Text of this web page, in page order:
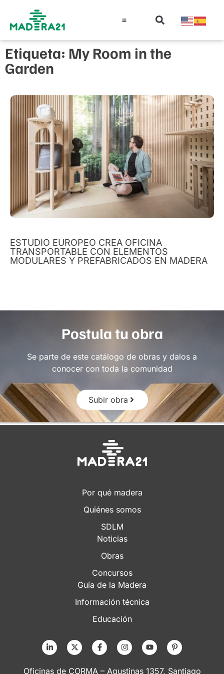
Etiqueta: My Room in the
Garden
ESTUDIO EUROPEO CREA OFICINA
TRANSPORTABLE CON ELEMENTOS
MODULARES Y PREFABRICADOS EN MADERA
Postula tu obra
Se parte de este catálogo de obras y dalos a
conocer con toda la comunidad
Subir obra
Por qué madera
Quiénes somos
SDLM
Noticias
Obras
Concursos
Guía de la Madera
Información técnica
Educación
Oficinas de CORMA – Agustinas 1357, Santiago